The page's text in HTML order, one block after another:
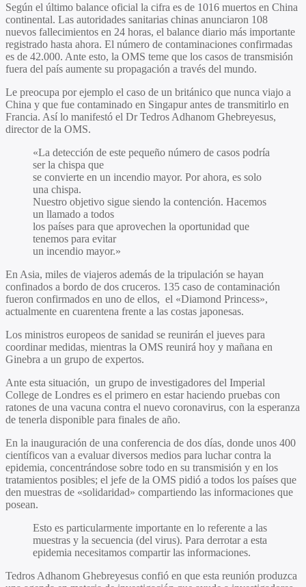
Según el último balance oficial la cifra es de 1016 muertos en China
continental. Las autoridades sanitarias chinas anunciaron 108
nuevos fallecimientos en 24 horas, el balance diario más importante
registrado hasta ahora. El número de contaminaciones confirmadas
es de 42.000. Ante esto, la OMS teme que los casos de transmisión
fuera del país aumente su propagación a través del mundo.
Le preocupa por ejemplo el caso de un británico que nunca viajo a
China y que fue contaminado en Singapur antes de transmitirlo en
Francia. Así lo manifestó el Dr Tedros Adhanom Ghebreyesus,
director de la OMS.
«La detección de este pequeño número de casos podría
ser la chispa que
se convierte en un incendio mayor. Por ahora, es solo
una chispa.
Nuestro objetivo sigue siendo la contención. Hacemos
un llamado a todos
los países para que aprovechen la oportunidad que
tenemos para evitar
un incendio mayor.»
En Asia, miles de viajeros además de la tripulación se hayan
confinados a bordo de dos cruceros. 135 caso de contaminación
fueron confirmados en uno de ellos, el «Diamond Princess»,
actualmente en cuarentena frente a las costas japonesas.
Los ministros europeos de sanidad se reunirán el jueves para
coordinar medidas, mientras la OMS reunirá hoy y mañana en
Ginebra a un grupo de expertos.
Ante esta situación, un grupo de investigadores del Imperial
College de Londres es el primero en estar haciendo pruebas con
ratones de una vacuna contra el nuevo coronavirus, con la esperanza
de tenerla disponible para finales de año.
En la inauguración de una conferencia de dos días, donde unos 400
científicos van a evaluar diversos medios para luchar contra la
epidemia, concentrándose sobre todo en su transmisión y en los
tratamientos posibles; el jefe de la OMS pidió a todos los países que
den muestras de «solidaridad» compartiendo las informaciones que
posean.
Esto es particularmente importante en lo referente a las
muestras y la secuencia (del virus). Para derrotar a esta
epidemia necesitamos compartir las informaciones.
Tedros Adhanom Ghebreyesus confió en que esta reunión produzca